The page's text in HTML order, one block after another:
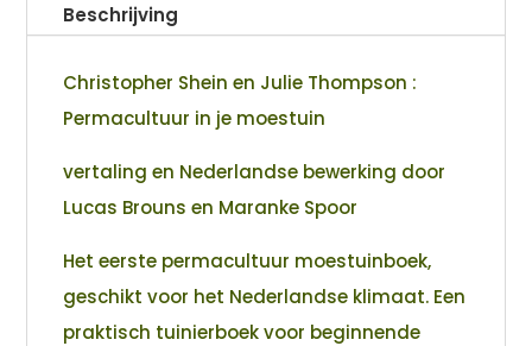
Beschrijving
Christopher Shein en Julie Thompson :
Permacultuur in je moestuin
vertaling en Nederlandse bewerking door
Lucas Brouns en Maranke Spoor
Het eerste permacultuur moestuinboek,
geschikt voor het Nederlandse klimaat. Een
praktisch tuinierboek voor beginnende